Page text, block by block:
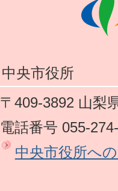
中央市役所
〒409-3892 山梨
電話番号 055-
中央市役所へ